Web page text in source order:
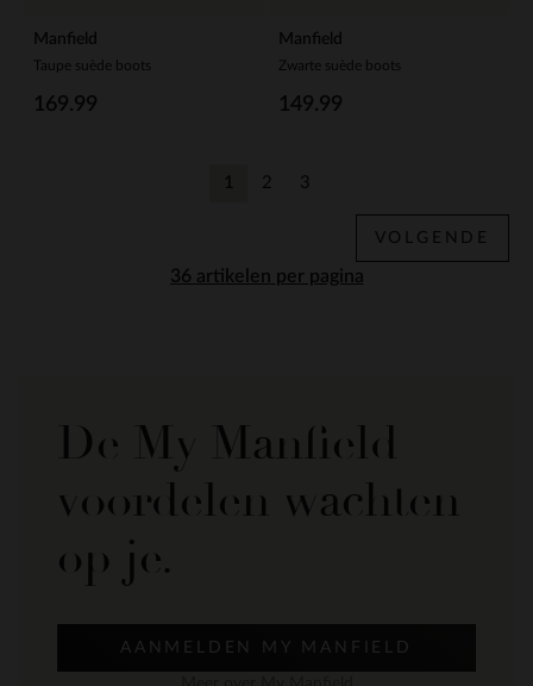
Manfield
Taupe suède boots
169.99
Manfield
Zwarte suède boots
149.99
per pagina
1 2 3
VOLGENDE
De My Manfield
voordelen wachten
op je.
AANMELDEN MY MANFIELD